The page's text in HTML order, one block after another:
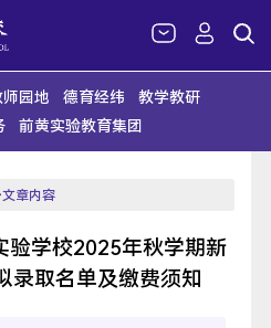
师园地 德育经纬
教学教研
前黄实验教育集团
章内容
验学校2025年秋学期新
录取名单及缴费须知